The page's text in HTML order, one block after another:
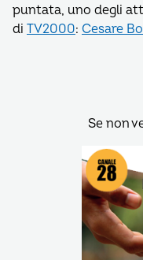
puntata, uno degli
di TV2000: Cesare
Se non